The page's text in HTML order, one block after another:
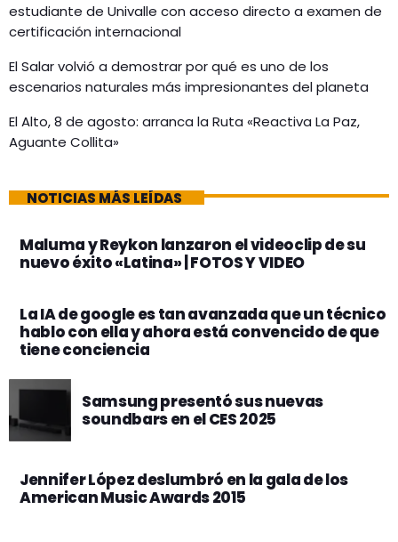
estudiante de Univalle con acceso directo a examen de
certificación internacional
El Salar volvió a demostrar por qué es uno de los
escenarios naturales más impresionantes del planeta
El Alto, 8 de agosto: arranca la Ruta «Reactiva La Paz,
Aguante Collita»
NOTICIAS MÁS LEÍDAS
Maluma y Reykon lanzaron el videoclip de su
nuevo éxito «Latina» | FOTOS Y VIDEO
La IA de google es tan avanzada que un técnico
hablo con ella y ahora está convencido de que
tiene conciencia
Samsung presentó sus nuevas
soundbars en el CES 2025
Jennifer López deslumbró en la gala de los
American Music Awards 2015